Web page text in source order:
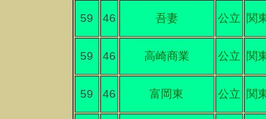
59 46 吾妻 公立 関
59 46 高崎商業 公立 関
59 46 富岡東 公立 関